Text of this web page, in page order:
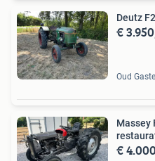
Deutz
€
Oud Gastel
Massey
€